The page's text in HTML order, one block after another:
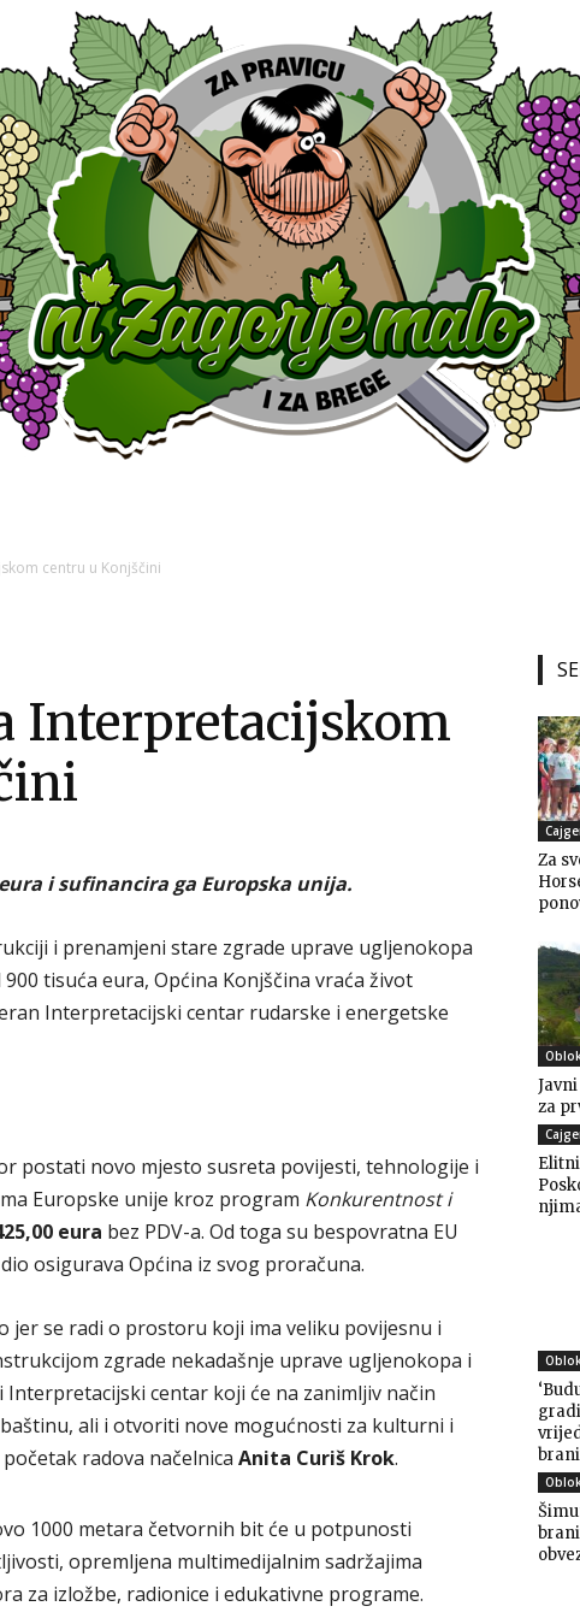
Zagorje
centru u Konjščini
Interpretacijskom
i sufinancira ga Europska unija.
i prenamjeni stare zgrade uprave ugljenokopa
tisuća eura, Općina Konjščina vraća život
Interpretacijski centar rudarske i energetske
postati novo mjesto susreta povijesti, tehnologije i
Europske unije kroz program Konkurentnost i
eura bez PDV-a. Od toga su bespovratna EU
osigurava Općina iz svog proračuna.
jer se radi o prostoru koji ima veliku povijesnu i
zgrade nekadašnje uprave ugljenokopa i
centar koji će na zanimljiv način
ali i otvoriti nove mogućnosti za kulturni i
radova načelnica Anita Curiš Krok.
1000 metara četvornih bit će u potpunosti
opremljena multimedijalnim sadržajima
za izložbe, radionice i edukativne programe.
Za
za